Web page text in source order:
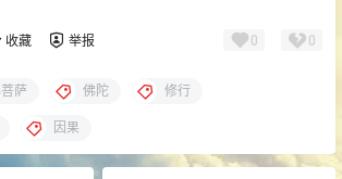
收藏 举报 0 0
萨 佛陀 修行
因果